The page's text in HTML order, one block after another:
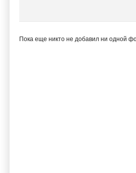
Пока еще никто не добавил ни одной